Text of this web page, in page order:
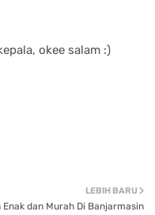
okee salam :)
LEBIH BARU
dan Murah Di Banjarmasin